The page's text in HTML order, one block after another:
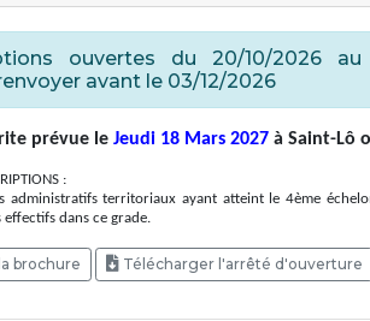
ouvertes du 20/10/2026 au
avant le 03/12/2026
prévue leJeudi 18 Mars 2027à Saint-Lô
:
administratifs territoriaux ayant atteint le 4ème
effectifs dans ce grade.
brochure Télécharger l'arrêté d'ouverture